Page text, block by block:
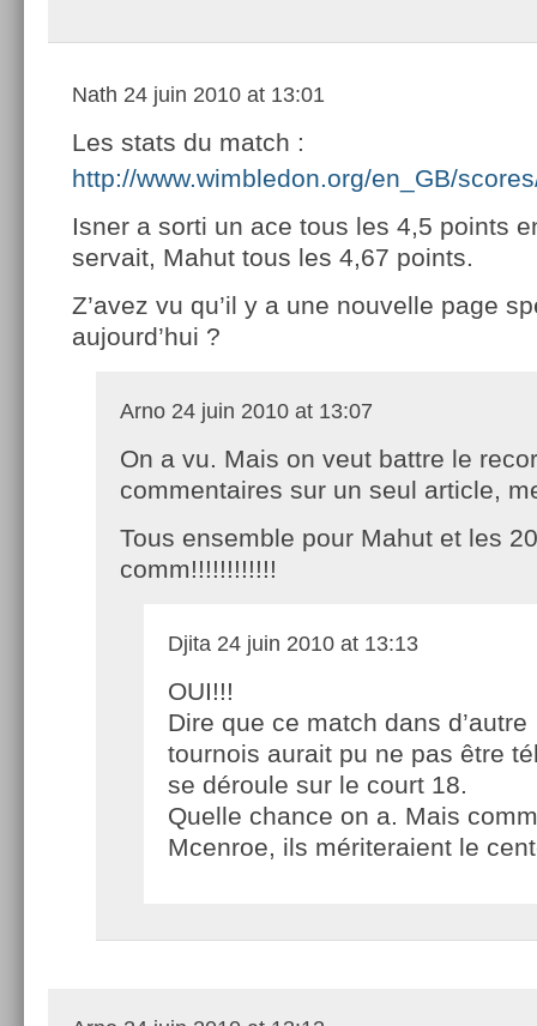
Nath 24 juin 2010 at 13:01
Les stats du match :
http://www.wimbledon.org/en_GB/
Isner a sorti un ace tous les 4,5 points
servait, Mahut tous les 4,67 points.
Z’avez vu qu’il y a une nouvelle page
aujourd’hui ?
Arno 24 juin 2010 at 13:07
On a vu. Mais on veut battre le
commentaires sur un seul article,
Tous ensemble pour Mahut et les
comm!!!!!!!!!!!!
Djita 24 juin 2010 at 13:13
OUI!!!
Dire que ce match dans d’autre
tournois aurait pu ne pas être
se déroule sur le court 18.
Quelle chance on a. Mais
Mcenroe, ils mériteraient le